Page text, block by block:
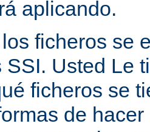
aplicando.
ficheros se
SSI. Usted Le
ficheros se
de